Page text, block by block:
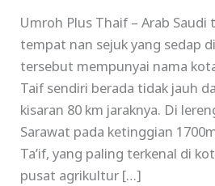
Umroh Plus Thaif – Arab
tempat nan sejuk yang sedap
tersebut mempunyai nama
Taif sendiri berada tidak jauh
kisaran 80 km jaraknya. Di
Sarawat pada ketinggian
Ta’if, yang paling terkenal di
pusat agrikultur […]